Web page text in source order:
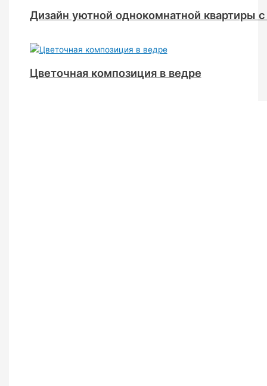
Дизайн уютной однокомнатной квартиры
Цветочная композиция в ведре